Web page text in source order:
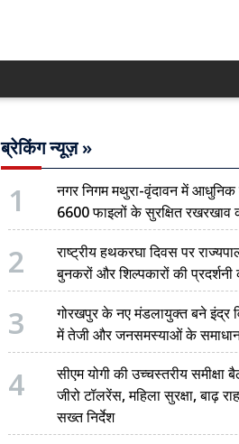
ब्रेकिंग न्यूज़ »
1
नगर निगम मथुरा-वृंदावन में
6600 फाइलों के सुरक्षित रखरखाव
2
राष्ट्रीय हथकरघा दिवस पर
बुनकरों और शिल्पकारों की
3
गोरखपुर के नए मंडलायुक्त बने इंद्र
में तेजी और जनसमस्याओं के समाधान
4
सीएम योगी की उच्चस्तरीय समीक्षा
जीरो टॉलरेंस, महिला सुरक्षा, बाढ़
सख्त निर्देश